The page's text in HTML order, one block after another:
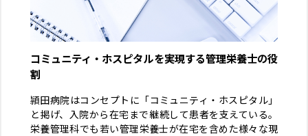
コミュニティ・ホスピタルを実現する管理栄養士の役
割
頴田病院はコンセプトに「コミュニティ・ホスピタル」
と掲げ、入院から在宅まで継続して患者を支えている。
栄養管理科でも若い管理栄養士が在宅を含めた様々な現